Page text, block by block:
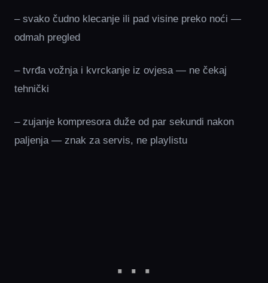
– svako čudno klecanje ili pad visine preko noći —
odmah pregled
– tvrđa vožnja i kvrckanje iz ovjesa — ne čekaj
tehnički
– zujanje kompresora duže od par sekundi nakon
paljenja — znak za servis, ne playlistu